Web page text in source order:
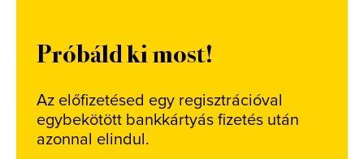
Próbáld ki most!
Az előfizetésed egy regisztrációval
egybekötött bankkártyás fizetés után
azonnal elindul.